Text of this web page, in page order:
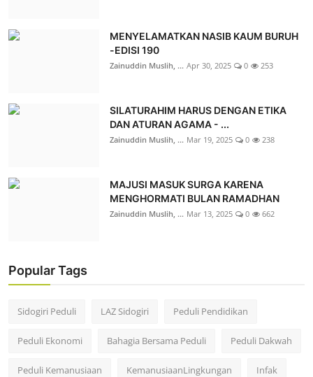
MENYELAMATKAN NASIB KAUM BURUH
-EDISI 190
Zainuddin Muslih, ... Apr 30, 2025 0 253
SILATURAHIM HARUS DENGAN ETIKA
DAN ATURAN AGAMA - ...
Zainuddin Muslih, ... Mar 19, 2025 0 238
MAJUSI MASUK SURGA KARENA
MENGHORMATI BULAN RAMADHAN
Zainuddin Muslih, ... Mar 13, 2025 0 662
Popular Tags
Sidogiri Peduli LAZ Sidogiri Peduli Pendidikan
Peduli Ekonomi Bahagia Bersama Peduli Peduli Dakwah
Peduli Kemanusiaan KemanusiaanLingkungan Infak